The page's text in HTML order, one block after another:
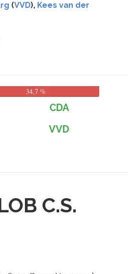
(VVD), Kees van der
34,7 %
CDA
VVD
C.S.